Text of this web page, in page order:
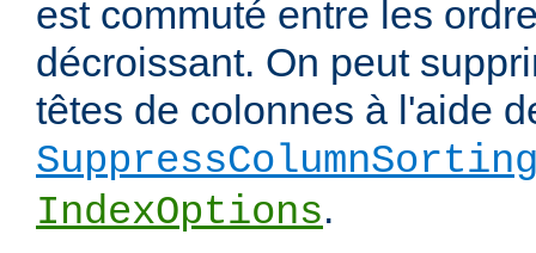
est commuté entre les
décroissant. On peut
têtes de colonnes à l'aide
IndexOptions.